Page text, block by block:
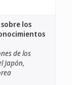
los
de los
Japón,